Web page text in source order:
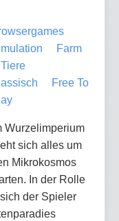
Farm
Free To
Wurzelimperium
sich alles um
Mikrokosmos
In der Rolle
der Spieler